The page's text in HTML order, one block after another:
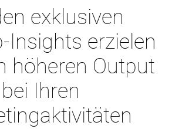
exklusiven
Insights erzielen
höheren Output
bei Ihren